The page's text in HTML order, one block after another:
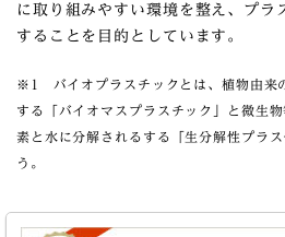
に取り組みやすい環境を整え、プラ
することを目的としています。
※1 バイオプラスチックとは、植物由来
する「バイオマスプラスチック」と微生
素と水に分解されるする「生分解性プラ
う。